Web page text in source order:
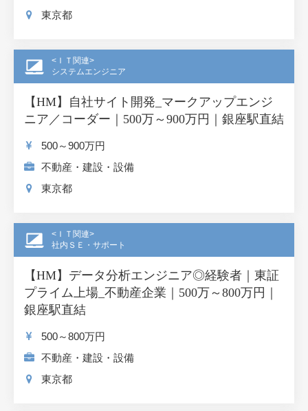
東京都
<ＩＴ関連>
システムエンジニア
【HM】自社サイト開発_マークアップエンジ
ニア／コーダー｜500万～900万円｜銀座駅直結
500～900万円
不動産・建設・設備
東京都
<ＩＴ関連>
社内ＳＥ・サポート
【HM】データ分析エンジニア◎経験者｜東証
プライム上場_不動産企業｜500万～800万円｜
銀座駅直結
500～800万円
不動産・建設・設備
東京都